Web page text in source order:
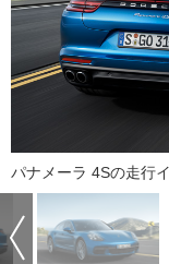
パナメーラ 4Sの走行